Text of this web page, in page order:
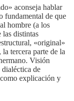
aconseja hablar
fundamental de que
hombre (a los
las distintas
«original»
tercera parte de la
Visión
de
explicación y